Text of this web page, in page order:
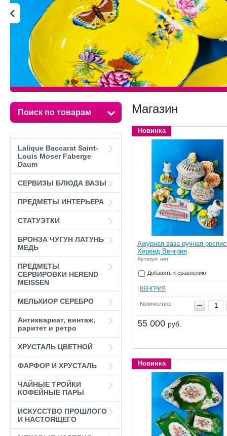
Поиск по товарам
Lalique Baccarat Saint-
Louis Moser Faberge
Daum
СЕРВИЗЫ БЛЮДА ВАЗЫ
ПРЕДМЕТЫ ИНТЕРЬЕРА
СТАТУЭТКИ
БРОНЗА ЧУГУН ЛАТУНЬ
МЕДЬ
ПРЕДМЕТЫ
СЕРВИРОВКИ HEREND
MEISSEN
МЕЛЬХИОР СЕРЕБРО
Антиквариат, винтаж,
раритет и ретро
ХРУСТАЛЬ ЦВЕТНОЙ
ФАРФОР И ХРУСТАЛЬ
ЧАЙНЫЕ ТРОЙКИ
КОФЕЙНЫЕ ПАРЫ
ИСКУССТВО ПРОШЛОГО
И НАСТОЯЩЕГО
Магазин
Новинка
Ажурная ваза ручная
Херенд Венгрия
Артикул: нет
Добавить к сравнению
ВЕНГРИЯ
Количество:
55 000 руб.
Новинка